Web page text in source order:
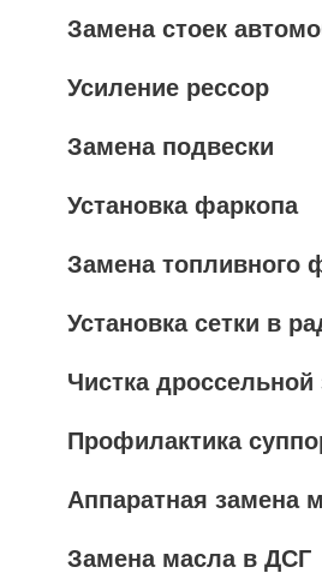
Замена стоек
Усиление рессор
Замена подвески
Установка фаркопа
Замена топливного
Установка сетки в
Чистка дроссельной
Профилактика
Аппаратная замена
Замена масла в ДСГ